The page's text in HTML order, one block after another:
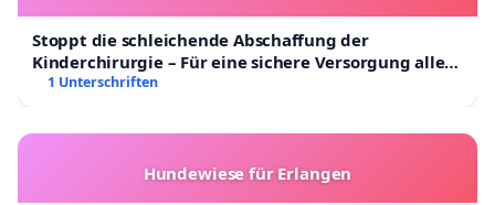
Stoppt die schleichende Abschaffung der
Kinderchirurgie – Für eine sichere Versorgung aller
Kinder in Deutschland
1 Unterschriften
Hundewiese für Erlangen